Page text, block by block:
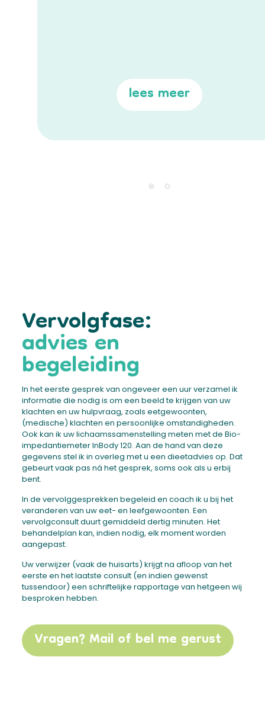
lees meer
Vervolgfase:
advies en
begeleiding
In het eerste gesprek van ongeveer een uur verzamel ik
informatie die nodig is om een beeld te krijgen van uw
klachten en uw hulpvraag, zoals eetgewoonten,
(medische) klachten en persoonlijke omstandigheden.
Ook kan ik uw lichaamssamenstelling meten met de Bio-
impedantiemeter InBody 120. Aan de hand van deze
gegevens stel ik in overleg met u een dieetadvies op. Dat
gebeurt vaak pas ná het gesprek, soms ook als u erbij
bent.
In de vervolggesprekken begeleid en coach ik u bij het
veranderen van uw eet- en leefgewoonten. Een
vervolgconsult duurt gemiddeld dertig minuten. Het
behandelplan kan, indien nodig, elk moment worden
aangepast.
Uw verwijzer (vaak de huisarts) krijgt na afloop van het
eerste en het laatste consult (en indien gewenst
tussendoor) een schriftelijke rapportage van hetgeen wij
besproken hebben.
Vragen? Mail of bel me gerust